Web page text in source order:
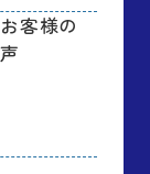
お客様の
声